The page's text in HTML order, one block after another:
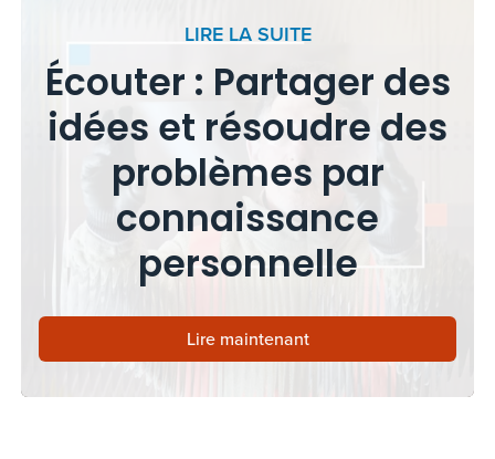
LIRE LA SUITE
Écouter : Partager des
idées et résoudre des
problèmes par
connaissance
personnelle
Lire maintenant